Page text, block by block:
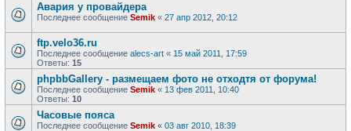
Авария у провайдера
Последнее сообщение Semik « 27 апр 2012, 20:12
ftp.velo36.ru
Последнее сообщение alecs-art « 15 май 2011, 17:59
Ответы: 15
phpbbGallery - размещаем фото не отходтя от форума!
Последнее сообщение Semik « 13 фев 2011, 10:40
Ответы: 10
Часовые пояса
Последнее сообщение Semik « 03 авг 2010, 18:39